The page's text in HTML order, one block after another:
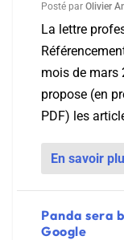
Posté par Olivier
La lettre
mois de mars
propose (en
PDF) les
En savoir
Panda sera
Google